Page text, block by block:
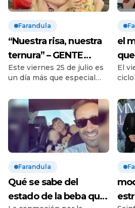
Farandula
“Nuestra risa, nuestra
ternura” – GENTE
Online
Este viernes 25 de julio es
un día más que especial
Michael Bublé. Su hija Vida
-la tercera, luego de Noah y
Elías, y antes que Cielo–
cumplió 7 años y ambos
padres decidieron
celebrarlo de una forma
compartieron en redes
sociales videos que recorre,
a través […]
el
El
ciclo
a
Farandula
Qué se sabe del
estado de la beba que